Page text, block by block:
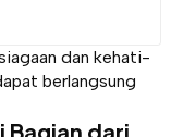
dan kehati-
berlangsung
Bagian dari